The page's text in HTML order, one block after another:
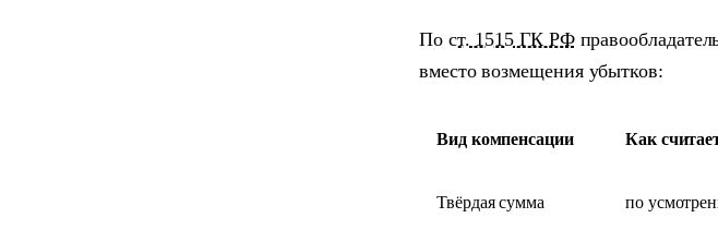
По ст. 1515 ГК РФ
вместо возмещения убытков:
Вид компенсации Как
Твёрдая сумма по